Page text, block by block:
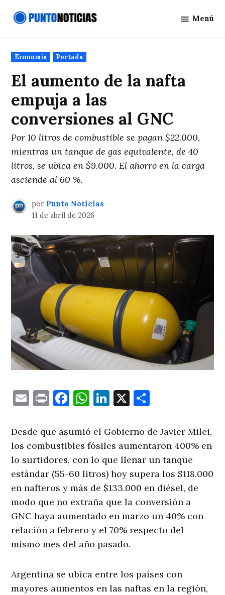
Noticias
Menú
Publicado
en
Economía Portada
El aumento de la nafta
empuja a las
conversiones al GNC
Por 10 litros de combustible se pagan $22.000,
mientras un tanque de gas equivalente, de 40
litros, se ubica en $9.000. El ahorro en la carga
asciende al 60 %.
por Punto Noticias
11 de abril de 2026
EmailPrintFacebook
WhatsApp
LinkedIn
X
Desde que asumió el Gobierno de Javier Milei,
los combustibles fósiles aumentaron 400% en
lo surtidores, con lo que llenar un tanque
estándar (55-60 litros) hoy supera los $118.000
en nafteros y más de $133.000 en diésel, de
modo que no extraña que la conversión a
GNC haya aumentado en marzo un 40% con
relación a febrero y el 70% respecto del
mismo mes del año pasado.
Argentina se ubica entre los países con
mayores aumentos en las naftas en la región,